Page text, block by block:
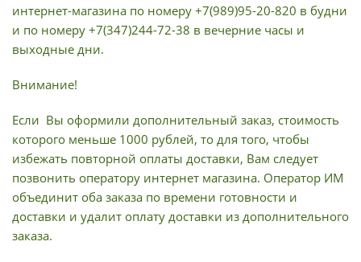
интернет-магазина по номеру +7(989)95-20-820 в будни
и по номеру +7(347)244-72-38 в вечерние часы и
выходные дни.
Внимание!
Если Вы оформили дополнительный заказ, стоимость
которого меньше 1000 рублей, то для того, чтобы
избежать повторной оплаты доставки, Вам следует
позвонить оператору интернет магазина. Оператор ИМ
объединит оба заказа по времени готовности и
доставки и удалит оплату доставки из дополнительного
заказа.